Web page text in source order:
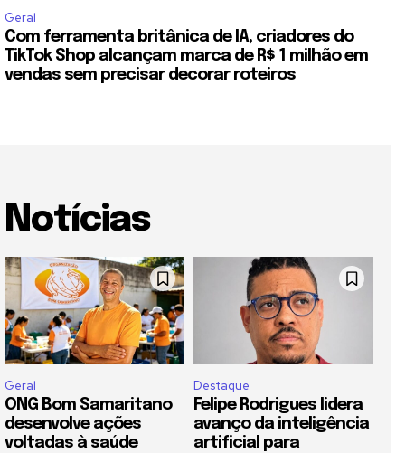
Geral
Com ferramenta britânica de IA, criadores do
TikTok Shop alcançam marca de R$ 1 milhão em
vendas sem precisar decorar roteiros
Notícias
Geral
ONG Bom Samaritano
desenvolve ações
voltadas à saúde
Destaque
Felipe Rodrigues lidera
avanço da inteligência
artificial para